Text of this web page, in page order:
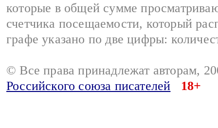
которые в общей сумме
счетчика посещаемости, который
графе указано по две цифры:
© Все права принадлежат авторам,
Российского союза писателей
18+